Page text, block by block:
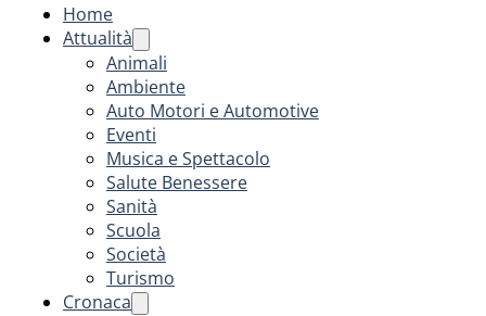
Home
Attualità
Animali
Ambiente
Auto Motori e Automotive
Eventi
Musica e Spettacolo
Salute Benessere
Sanità
Scuola
Società
Turismo
Cronaca